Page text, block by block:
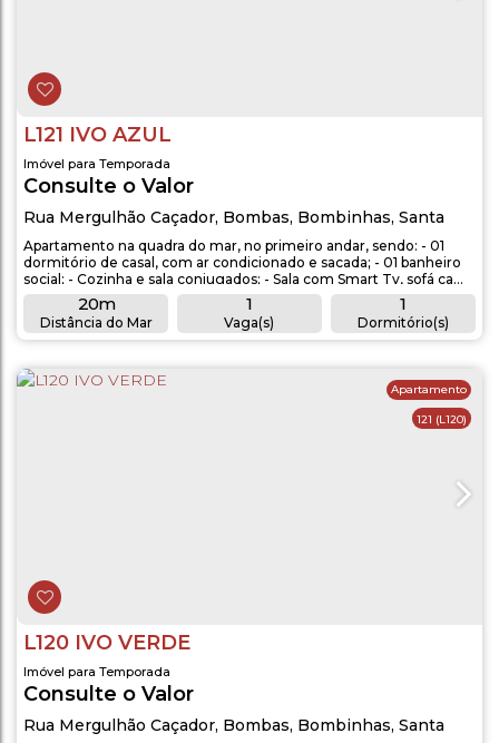
L121 IVO AZUL
Consulte o Valor
Imóvel para Temporada
Rua Mergulhão Caçador, Bombas, Bombinhas, Santa
1
Dormitório(s)
1 1
1
Vaga(s)
20m
Distância do Mar
Apartamento na quadra do mar, no primeiro andar, sendo: - 01
dormitório de casal, com ar condicionado e sacada; - 01 banheiro
social; - Cozinha e sala conjugados; - Sala com Smart Tv, sofá cama
para 2 pessoas; - Sala com sacada e churrasqueira; -
Aproximadamente 20 metros do mar. OBSERVAÇÕES: -
Acomodação para 3 pessoas; - 01 vaga de garagem coberta (carro
grande); -...
121 (L120)
Apartamento
L120 IVO VERDE
Consulte o Valor
Imóvel para Temporada
Rua Mergulhão Caçador, Bombas, Bombinhas, Santa